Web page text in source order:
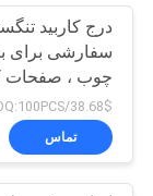
58
درج کاربید
سفارشی برای
چوب ، صفحات
کاربید تنگستن
تماس